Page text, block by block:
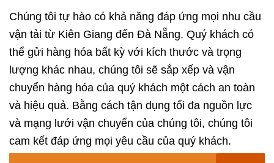
Chúng tôi tự hào có khả năng đáp ứng mọi nhu cầu
vận tải từ Kiên Giang đến Đà Nẵng. Quý khách có
thể gửi hàng hóa bất kỳ với kích thước và trọng
lượng khác nhau, chúng tôi sẽ sắp xếp và vận
chuyển hàng hóa của quý khách một cách an toàn
và hiệu quả. Bằng cách tận dụng tối đa nguồn lực
và mạng lưới vận chuyển của chúng tôi, chúng tôi
cam kết đáp ứng mọi yêu cầu của quý khách.